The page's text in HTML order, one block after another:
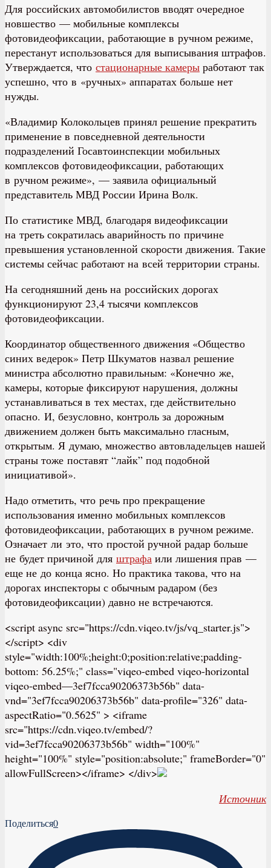
Для российских автомобилистов вводят очередное
новшество — мобильные комплексы
фотовидеофиксации, работающие в ручном режиме,
перестанут использоваться для выписывания штрафов.
Утверждается, что стационарные камеры работают так
успешно, что в «ручных» аппаратах больше нет
нужды.
«Владимир Колокольцев принял решение прекратить
применение в повседневной деятельности
подразделений Госавтоинспекции мобильных
комплексов фотовидеофиксации, работающих
в ручном режиме», — заявила официальный
представитель МВД России Ирина Волк.
По статистике МВД, благодаря видеофиксации
на треть сократилась аварийность по причине
превышения установленной скорости движения. Такие
системы сейчас работают на всей территории страны.
На сегодняшний день на российских дорогах
функционируют 23,4 тысячи комплексов
фотовидеофиксации.
Координатор общественного движения «Общество
синих ведерок» Петр Шкуматов назвал решение
министра абсолютно правильным: «Конечно же,
камеры, которые фиксируют нарушения, должны
устанавливаться в тех местах, где действительно
опасно. И, безусловно, контроль за дорожным
движением должен быть максимально гласным,
открытым. Я думаю, множество автовладельцев нашей
страны тоже поставят “лайк” под подобной
инициативой».
Надо отметить, что речь про прекращение
использования именно мобильных комплексов
фотовидеофиксации, работающих в ручном режиме.
Означает ли это, что простой ручной радар больше
не будет причиной для штрафа или лишения прав —
еще не до конца ясно. Но практика такова, что на
дорогах инспекторы с обычным радаром (без
фотовидеофиксации) давно не встречаются.
<script async src="https://cdn.viqeo.tv/js/vq_starter.js">
</script> <div
style="width:100%;height:0;position:relative;padding-
bottom: 56.25%;" class="viqeo-embed viqeo-horizontal
viqeo-embed—3ef7fcca90206373b56b" data-
vnd="3ef7fcca90206373b56b" data-profile="326" data-
aspectRatio="0.5625" > <iframe
src="https://cdn.viqeo.tv/embed/?
vid=3ef7fcca90206373b56b" width="100%"
height="100%" style="position:absolute;" frameBorder="0"
allowFullScreen></iframe> </div>
Источник
Поделиться0